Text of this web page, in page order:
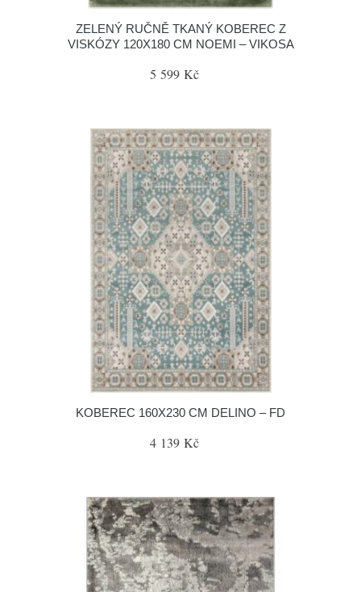
ZELENÝ RUČNĚ TKANÝ KOBEREC Z
VISKÓZY 120X180 CM NOEMI – VIKOSA
5 599 Kč
KOBEREC 160X230 CM DELINO – FD
4 139 Kč